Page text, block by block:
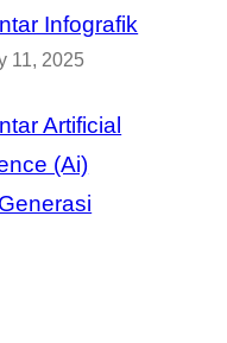
Infografik
11, 2025
Artificial
(Ai)